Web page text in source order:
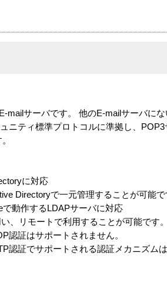
mailサーバです。 他のE-mailサーバに
ニティ標準プロトコルに準拠し、
に対応
Directoryで一元管理することが可能で
動作するLDAPサーバに対応
、リモートで利用することが可能です。
認証はサポートされません。
証でサポートされる認証メカニズム